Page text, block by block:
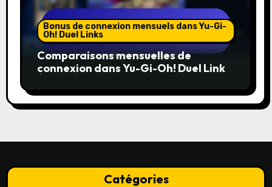
Bonus de connexion mensuels dans Yu-Gi-
Oh! Duel Links
Comparaisons mensuelles de
connexion dans Yu-Gi-Oh! Duel Links :
de la communauté, Meilleures
récompenses
Catégories